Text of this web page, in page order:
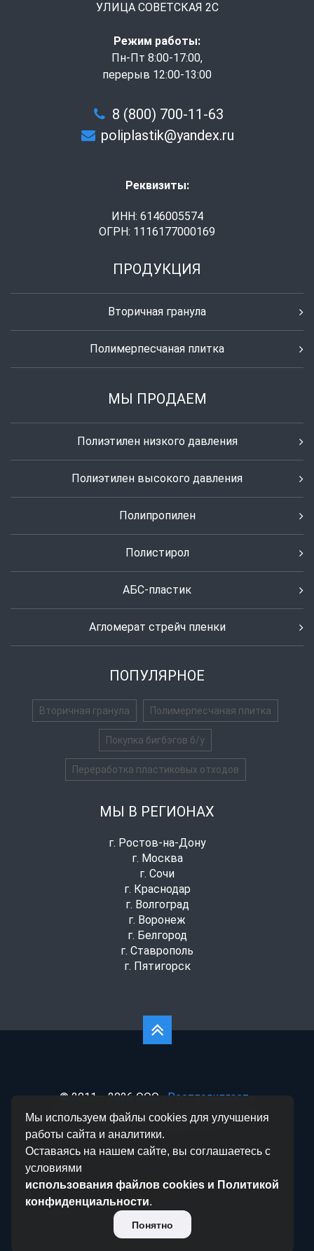
УЛИЦА СОВЕТСКАЯ 2С
Режим работы:
Пн-Пт 8:00-17:00,
перерыв 12:00-13:00
8 (800) 700-11-63
poliplastik@yandex.ru
Реквизиты:
ИНН: 6146005574
ОГРН: 1116177000169
ПРОДУКЦИЯ
Вторичная гранула
Полимерпесчаная плитка
МЫ ПРОДАЕМ
Полиэтилен низкого давления
Полиэтилен высокого давления
Полипропилен
Полистирол
АБС-пластик
Агломерат стрейч пленки
ПОПУЛЯРНОЕ
Вторичная гранула Полимерпесчаная плитка
Покупка бигбэгов б/у
Переработка пластиковых отходов
МЫ В РЕГИОНАХ
г. Ростов-на-Дону
г. Москва
г. Сочи
г. Краснодар
г. Волгоград
г. Воронеж
г. Белгород
г. Ставрополь
г. Пятигорск
© 2011— 2026 ООО
«Ростполипласт»
Политика конфиденциальности| Согласие на
Мы используем файлы cookies для улучшения
работы сайта и аналитики.
Оставаясь на нашем сайте, вы соглашаетесь с
условиями
использования файлов cookies и Политикой
конфиденциальности.
Понятно